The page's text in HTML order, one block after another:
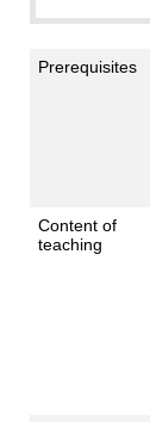
Prerequisites
Content of
teaching